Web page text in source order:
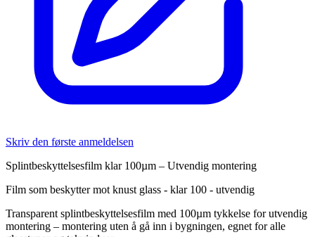
Skriv den første anmeldelsen
Splintbeskyttelsesfilm klar 100µm – Utvendig montering
Film som beskytter mot knust glass - klar 100 - utvendig
Transparent splintbeskyttelsesfilm med 100µm tykkelse for utvendig
montering – montering uten å gå inn i bygningen, egnet for alle